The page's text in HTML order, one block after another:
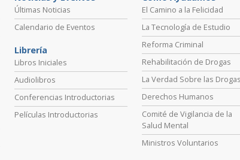
Últimas Noticias
Calendario de Eventos
Librería
Libros Iniciales
Audiolibros
Conferencias Introductorias
Películas Introductorias
El Camino a la Felicidad
La Tecnología de Estudio
Reforma Criminal
Rehabilitación de Drogas
La Verdad Sobre las Drogas
Derechos Humanos
Comité de Vigilancia de la
Salud Mental
Ministros Voluntarios